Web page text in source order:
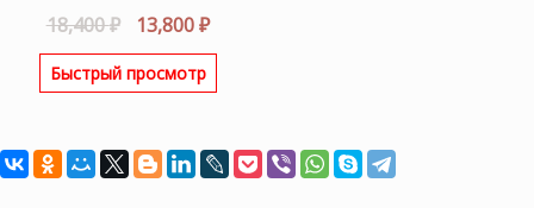
18,400₽
Первоначальная
цена
составляла
13,800₽Текущая
цена:
Быстрый просмотр